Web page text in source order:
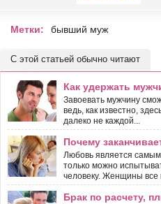
Метки: бывший муж
С этой статьей обычно читают
Как удержать
Завоевать мужчину
ведь, как известно,
далеко не каждой...
Почему
Любовь является
только можно
человеку. Женщины все
Брак по расчету,